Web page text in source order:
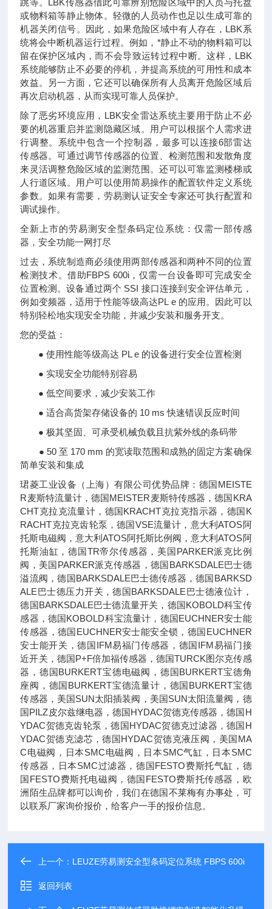
跳等。LBK传感器借此可靠辨别危险区域中的人员与托盘
或物料箱等静止物体。轻微的人员动作也足以生成可靠的
机器关闭信号。因此，如果危险区域中有人存在，LBK系
统将会中断机器运行过程。例如，*静止不动的物料箱可以
留在保护区域内，而不会导致运转过程中断。这样，LBK
系统能够防止不必要的停机，并提高系统的可用性和成本
效益。另一方面，它还可以确保所有人员离开危险区域后
再次启动机器，从而实现可靠人员保护。
除了恶劣环境应用，LBK安全雷达系统主要用于防止不必
要的机器重启并监测隐藏区域。用户可以根据个人需求进
行调整。系统中包含一个控制器，最多可以连接6部雷达
传感器。可通过调节传感器的位置、检测范围和发散角度
来灵活调整危险区域的监测范围。还可以可靠监测楼梯或
人行道区域。用户可以使用简易操作的配置软件定义系统
参数。如果有需要，劳易测认证安全专家还可执行配置和
调试操作。
全新上市的劳易测安全型条码定位系统：仅需一部传感
器，安全功能一网打尽
过去，系统制造商必须使用两部传感器和两种不同的位置
检测技术。借助FBPS 600i，仅需一台设备即可完成安全
位置检测。设备通过两个 SSI 接口连接到安全评估单元，
例如变频器，适用于性能等级高达PL e 的应用。因此可以
特别轻松地实现安全功能，并减少安装和服务开支。
您的受益：
● 使用性能等级高达 PL e 的设备进行安全位置检测
● 实现安全功能特别容易
● 低空间要求，减少安装工作
● 适合高货架存储设备的 10 ms 快速错误反应时间
● 极其坚固、可承受机械负载且抗紫外线的条码带
● 50 至 170 mm 的宽读取范围和成熟的固定方案确保
简单安装和集成
珺菱工业设备（上海）有限公司优势品牌：德国MEISTE
R麦斯特流量计，德国MEISTER麦斯特传感器，德国KRA
CHT克拉克流量计，德国KRACHT克拉克指示器，德国K
RACHT克拉克齿轮泵，德国VSE流量计，意大利ATOS阿
托斯电磁阀，意大利ATOS阿托斯比例阀，意大利ATOS阿
托斯油缸，德国TR帝尔传感器，美国PARKER派克比例
阀，美国PARKER派克传感器，德国BARKSDALE巴士德
溢流阀，德国BARKSDALE巴士德传感器，德国BARKSD
ALE巴士德压力开关，德国BARKSDALE巴士德液位计，
德国BARKSDALE巴士德流量开关，德国KOBOLD科宝传
感器，德国KOBOLD科宝流量计，德国EUCHNER安士能
传感器，德国EUCHNER安士能安全锁，德国EUCHNER
安士能开关，德国IFM易福门传感器，德国IFM易福门接
近开关，德国P+F倍加福传感器，德国TURCK图尔克传感
器，德国BURKERT宝德电磁阀，德国BURKERT宝德角
座阀，德国BURKERT宝德流量计，德国BURKERT宝德
传感器，美国SUN太阳插装阀，美国SUN太阳流量阀，德
国PILZ皮尔兹继电器，德国HYDAC贺德克传感器，德国H
YDAC贺德克齿轮泵，德国HYDAC贺德克过滤器，德国H
YDAC贺德克滤芯，德国HYDAC贺德克液压阀，美国MA
C电磁阀，日本SMC电磁阀，日本SMC气缸，日本SMC
传感器，日本SMC过滤器，德国FESTO费斯托气缸，德
国FESTO费斯托电磁阀，德国FESTO费斯托传感器，欧
洲陌生品牌都可以询价，我们在德国不莱梅有办事处，可
以联系厂家询价报价，给客户一手的报价信息。
上一个： LEUZE劳易测安全型条码定位系统 FBPS 600i
返回列表